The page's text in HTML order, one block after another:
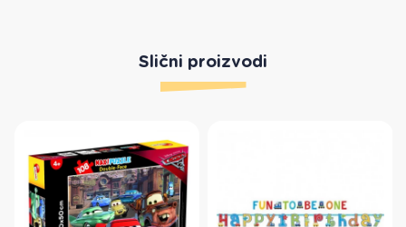
Slični proizvodi